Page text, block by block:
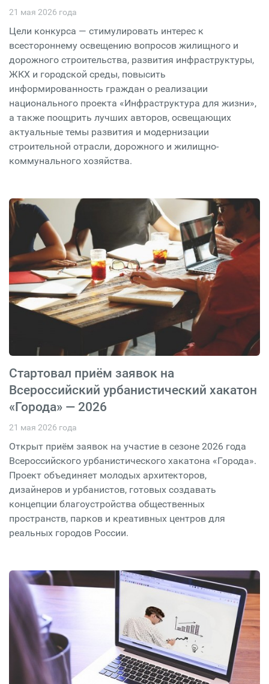
21 мая 2026 года
Цели конкурса — стимулировать интерес к
всестороннему освещению вопросов жилищного и
дорожного строительства, развития инфраструктуры,
ЖКХ и городской среды, повысить
информированность граждан о реализации
национального проекта «Инфраструктура для жизни»,
а также поощрить лучших авторов, освещающих
актуальные темы развития и модернизации
строительной отрасли, дорожного и жилищно-
коммунального хозяйства.
Стартовал приём заявок на
Всероссийский урбанистический хакатон
«Города» — 2026
21 мая 2026 года
Открыт приём заявок на участие в сезоне 2026 года
Всероссийского урбанистического хакатона «Города».
Проект объединяет молодых архитекторов,
дизайнеров и урбанистов, готовых создавать
концепции благоустройства общественных
пространств, парков и креативных центров для
реальных городов России.